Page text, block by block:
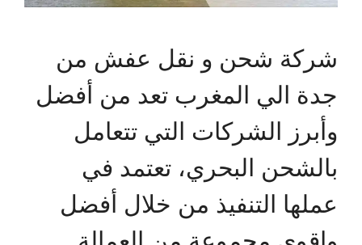
شركة شحن و نقل عفش من
جدة الي المغرب تعد من أفضل
وأبرز الشركات التي تتعامل
بالشحن البحري، تعتمد في
عملها التنفيذ من خلال أفضل